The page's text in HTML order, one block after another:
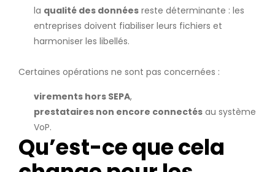
la qualité des données reste déterminante : les
entreprises doivent fiabiliser leurs fichiers et
harmoniser les libellés.
Certaines opérations ne sont pas concernées :
virements hors SEPA,
prestataires non encore connectés au système
VoP.
Qu’est-ce que cela